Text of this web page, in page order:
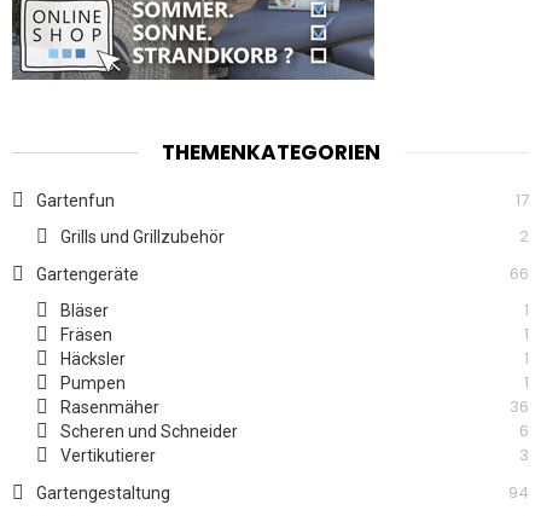
THEMENKATEGORIEN
Gartenfun 17
Grills und Grillzubehör 2
Gartengeräte 66
Bläser 1
Fräsen 1
Häcksler 1
Pumpen 1
Rasenmäher 36
Scheren und Schneider 6
Vertikutierer 3
Gartengestaltung 94